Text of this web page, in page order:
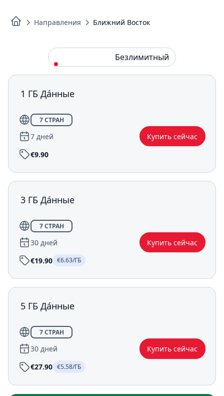
Направления Ближний Восток
Безлимитный
1 ГБ Да́нные
7 СТРАН
7 дней
Купить сейчас
€9.90
3 ГБ Да́нные
7 СТРАН
30 дней
Купить сейчас
€19.90 €6.63/ГБ
5 ГБ Да́нные
7 СТРАН
30 дней
Купить сейчас
€27.90 €5.58/ГБ